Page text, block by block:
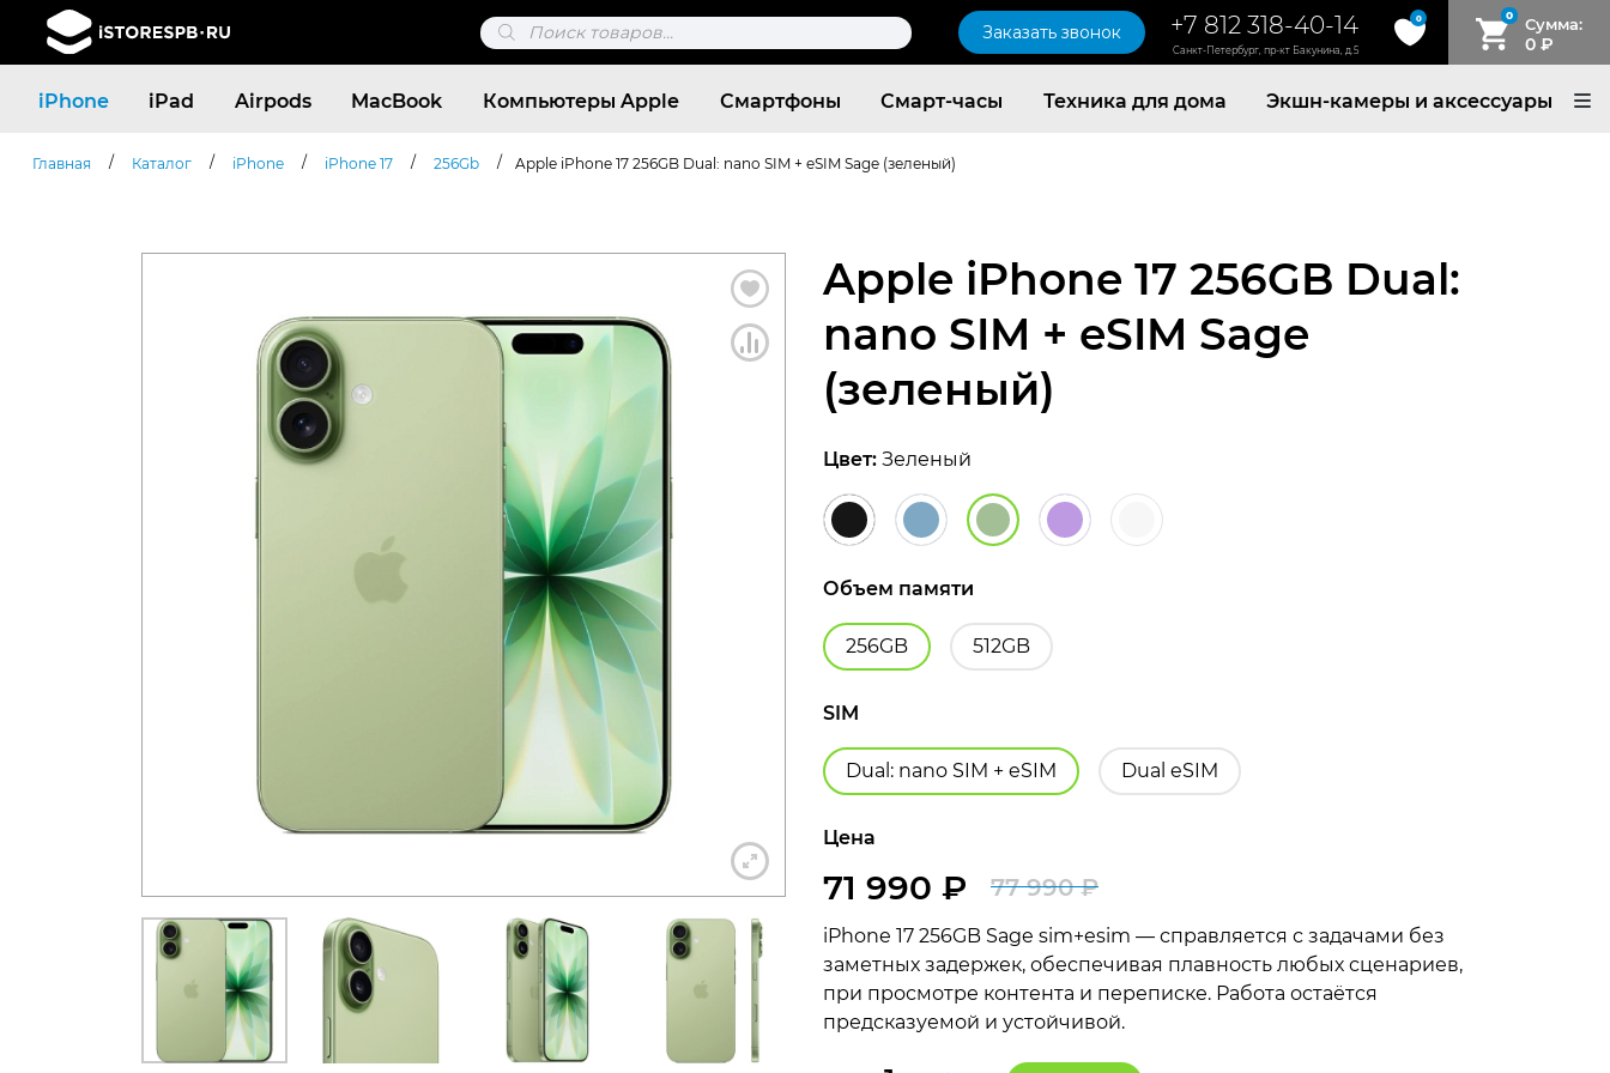
Поиск
товаров
Заказать звонок +7 812 318-40-14
Санкт-Петербург, пр-кт Бакунина, д.5
0 0 Сумма:
0 ₽
iPhone iPad Airpods MacBook Компьютеры Apple Смартфоны Смарт-часы Техника для дома Экшн-камеры и аксессуары
Поиск
товаров
Главная / Каталог / iPhone / iPhone 17 / 256Gb / Apple iPhone 17 256GB Dual: nano SIM + eSIM Sage (зеленый)
Apple iPhone 17 256GB Dual:
nano SIM + eSIM Sage
(зеленый)
Цвет: Зеленый
Объем памяти
256GB 512GB
SIM
Dual: nano SIM + eSIM Dual eSIM
Цена
77 990₽
цена
составляла
77
71 990 ₽
цена:
71
990 ₽.
iPhone 17 256GB Sage sim+esim — справляется с задачами без
заметных задержек, обеспечивая плавность любых сценариев,
при просмотре контента и переписке. Работа остаётся
предсказуемой и устойчивой.
Согласен c политикой конфиденциальности
+7 812 318-40-14
(c 10:00 до 21:00, без выходных)